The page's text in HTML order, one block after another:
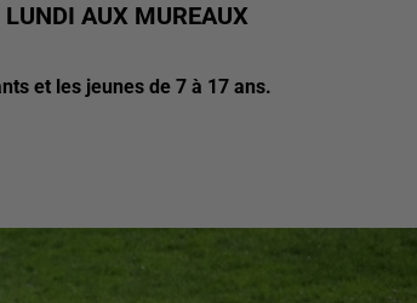
AUX MUREAUX
et les jeunes de 7 à 17 ans.